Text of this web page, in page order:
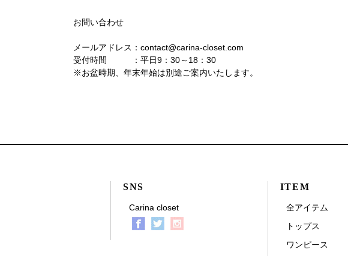
お問い合わせ
メールアドレス：contact@carina-closet.com
受付時間 ：平日9：30～18：30
※お盆時期、年末年始は別途ご案内いたします。
SNS
Carina closet
ITEM
全アイテム
トップス
ワンピース